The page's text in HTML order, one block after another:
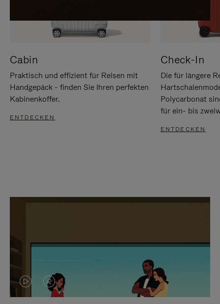
Cabin
Praktisch und effizient für Reisen mit
Handgepäck - finden Sie Ihren perfekten
Kabinenkoffer.
ENTDECKEN
Check-In
Die für längere
Polycarbonat
für ein- bis
ENTDECKEN
DASVIDEO